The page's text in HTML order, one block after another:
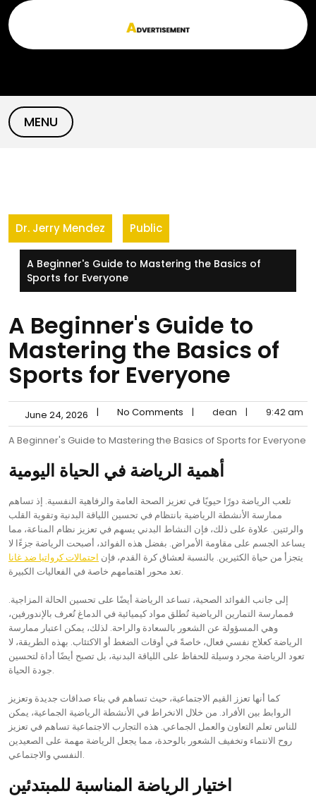
Skip
content
MENU
Dr. Jerry Mendez Public
A Beginner's Guide to Mastering the Basics of
Sports for Everyone
A Beginner's Guide to
Mastering the Basics of
Sports for Everyone
June 24, 2026 | No Comments | dean | 9:42 am
A Beginner's Guide to Mastering the Basics of Sports for Everyone
أهمية الرياضة في الحياة اليومية
تلعب الرياضة دورًا حيويًا في تعزيز الصحة العامة والرفاهية النفسية. إذ تساهم
ممارسة الأنشطة الرياضية بانتظام في تحسين اللياقة البدنية وتقوية القلب
والرئتين. علاوة على ذلك، فإن النشاط البدني يسهم في تعزيز نظام المناعة، مما
يساعد الجسم على مقاومة الأمراض. بفضل هذه الفوائد، أصبحت الرياضة جزءًا لا
يتجزأ من حياة الكثيرين. بالنسبة لعشاق كرة القدم، فإن احتمالات كرواتيا ضد غانا
تعد محور اهتمامهم خاصة في الفعاليات الكبيرة.
إلى جانب الفوائد الصحية، تساعد الرياضة أيضًا على تحسين الحالة المزاجية.
فممارسة التمارين الرياضية تُطلق مواد كيميائية في الدماغ تُعرف بالإندورفين،
وهي المسؤولة عن الشعور بالسعادة والراحة. لذلك، يمكن اعتبار ممارسة
الرياضة كعلاج نفسي فعال، خاصةً في أوقات الضغط أو الاكتئاب. بهذه الطريقة، لا
تعود الرياضة مجرد وسيلة للحفاظ على اللياقة البدنية، بل تصبح أيضًا أداة لتحسين
جودة الحياة.
كما أنها تعزز القيم الاجتماعية، حيث تساهم في بناء صداقات جديدة وتعزيز
الروابط بين الأفراد. من خلال الانخراط في الأنشطة الرياضية الجماعية، يمكن
للناس تعلم التعاون والعمل الجماعي. هذه التجارب الاجتماعية تساهم في تعزيز
روح الانتماء وتخفيف الشعور بالوحدة، مما يجعل الرياضة مهمة على الصعيدين
النفسي والاجتماعي.
اختيار الرياضة المناسبة للمبتدئين